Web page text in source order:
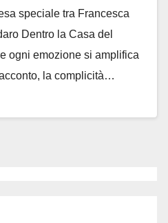
speciale tra Francesca
Dentro la Casa del
ogni emozione si amplifica
la complicità…